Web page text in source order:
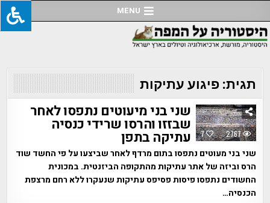
to
content
MENU
תגית:פיגוע עתיקות
7 2767
שני בני מיעוטים נתפסו לאחר
שבזזו והרסו שרידי כנסיה
עתיקה בתפן
שני בני מעוטים נתפסו בתום מרדף לאחר שביצעו על פי החשד שוד
הרס וביזה של אתר עתיקות מהתקופה הביזנטית. במכונית
החשודים נתפסו פיסות פסיפס עתיקות שנעקרו ללא רחם מרצפת
הכנסיה…